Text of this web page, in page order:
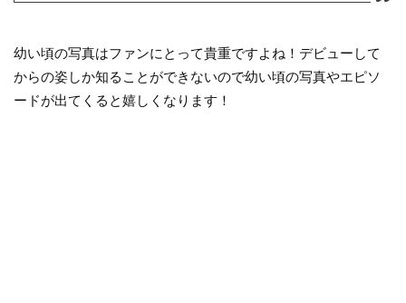
幼い頃の写真はファンにとって貴重ですよね！デビューして
からの姿しか知ることができないので幼い頃の写真やエピソ
ードが出てくると嬉しくなります！